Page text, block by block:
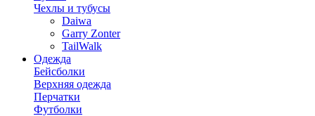
Чехлы и тубусы
Daiwa
Garry Zonter
TailWalk
Одежда
Бейсболки
Верхняя одежда
Перчатки
Футболки